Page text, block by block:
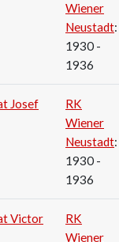
Wiener
Neustadt:
1930 -
1936
Josef
RK
Wiener
Neustadt:
1930 -
1936
Victor
RK
Wiener